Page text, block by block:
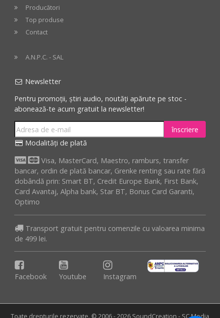
Producători
Top produse
Contact
A.N.P.C. - SAL
Newsletter
Pentru promoții, știri audio, noutăți apărute pe stoc -
abonează-te acum gratuit la newsletter!
înscriere
Modalități de plată
Visa, MasterCard, Maestro, ramburs, transfer
bancar, ordin de plată bancar, Grenke renting sau rate fără
dobândă prin: Smart BT, Credit Europe Bank, First Bank,
Card Avantaj, Alpha bank, Star BT, Bonus Card Garanti,
Optimo
Transport gratuit pentru comenzile cu valoarea minima
de 499 lei.
Facebook Youtube Instagram
Toate drepturile rezervate. © 2006 - 2026 SoundCreation - SC Media